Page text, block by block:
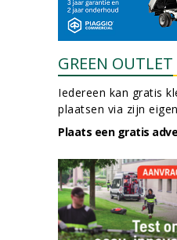
GREEN OUTLET
Iedereen kan gratis
plaatsen via zijn
Plaats een gratis